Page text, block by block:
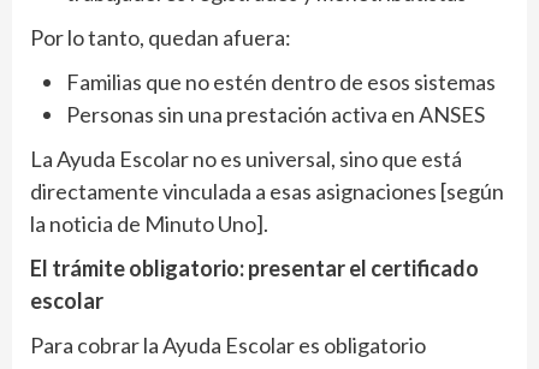
Por lo tanto, quedan afuera:
Familias que no estén dentro de esos sistemas
Personas sin una prestación activa en ANSES
La Ayuda Escolar no es universal, sino que está
directamente vinculada a esas asignaciones [según
la noticia de Minuto Uno].
El trámite obligatorio: presentar el certificado
escolar
Para cobrar la Ayuda Escolar es obligatorio